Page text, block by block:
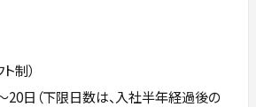
制）
20日（下限日数は、入社半年経過後の